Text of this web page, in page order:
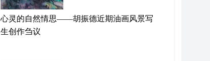
心灵的自然情思——胡振德近期油画风景写
生创作刍议